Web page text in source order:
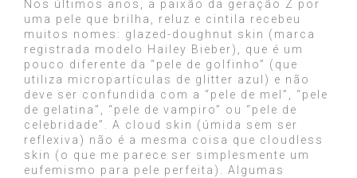
Nos últimos anos, a paixão da geração Z por
uma pele que brilha, reluz e cintila recebeu
muitos nomes: glazed-doughnut skin (marca
registrada modelo Hailey Bieber), que é um
pouco diferente da “pele de golfinho” (que
utiliza micropartículas de glitter azul) e não
deve ser confundida com a “pele de mel”, “pele
de gelatina”, “pele de vampiro” ou “pele de
celebridade”. A cloud skin (úmida sem ser
reflexiva) não é a mesma coisa que cloudless
skin (o que me parece ser simplesmente um
eufemismo para pele perfeita). Algumas